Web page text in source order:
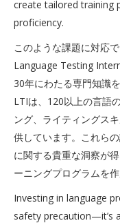
create tailored training
proficiency.
このような課題に対応
Language Testing
30年にわたる専門知識
LTIは、120以上の言語
ング、ライティングス
供しています。これら
に関する貴重な洞察が
ーニングプログラムを作
Investing in language
safety precaution—it’s